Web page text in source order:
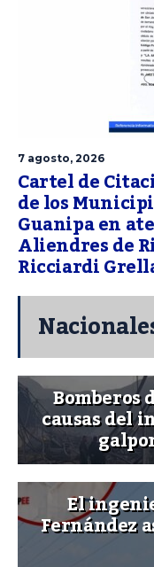
7 agosto, 2026
Cartel de
de los
Guanipa en
Aliendres de
Ricciardi
Bomberos
causas del
El
Fernández